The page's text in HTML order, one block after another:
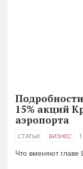
15% акций
аэропорта
СТАТЬИ БИЗНЕС
Что вменяют